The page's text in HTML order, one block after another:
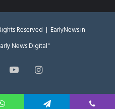
Reserved | EarlyNews.in
News Digital"
Twitter YouTubeInstagram